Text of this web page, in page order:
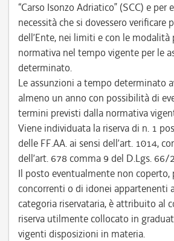
“Carso Isonzo Adriatico” (SCC) e
necessità che si dovessero verificare
dell’Ente, nei limiti e con le modalità
normativa nel tempo vigente per le
determinato.
Le assunzioni a tempo determinato
almeno un anno con possibilità di
termini previsti dalla normativa
Viene individuata la riserva di n. 1
delle FF.AA. ai sensi dell’art. 1014,
dell’art. 678 comma 9 del D.Lgs. 66/
Il posto eventualmente non coperto,
concorrenti o di idonei appartenenti
categoria riservataria, è attribuito al
riserva utilmente collocato in
vigenti disposizioni in materia.